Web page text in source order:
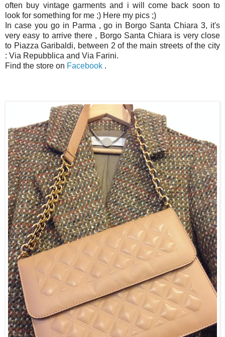
often buy vintage garments and i will come back soon to
look for something for me ;) Here my pics ;)
In case you go in Parma , go in Borgo Santa Chiara 3, it's
very easy to arrive there , Borgo Santa Chiara is very close
to Piazza Garibaldi, between 2 of the main streets of the city
: Via Repubblica and Via Farini.
Find the store on Facebook .